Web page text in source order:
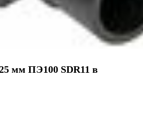
мм ПЭ100 SDR11 в